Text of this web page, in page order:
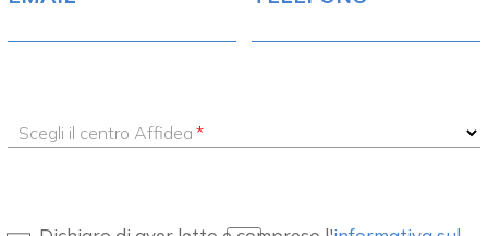
Scegli il centro Affidea